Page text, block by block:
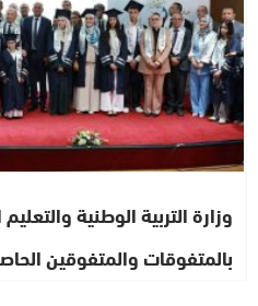
وزارة التربية الوطنية
بالمتفوقات والمتفوقين